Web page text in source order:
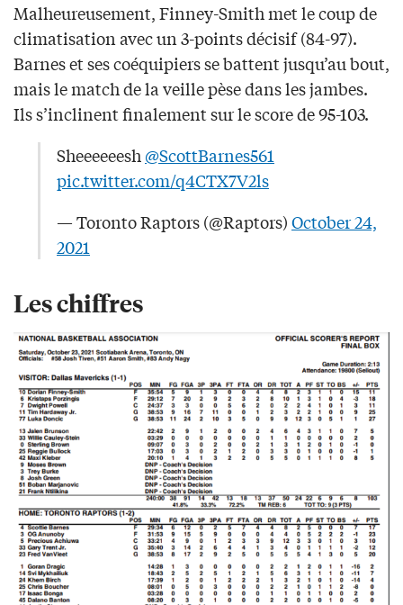
Malheureusement, Finney-Smith met le coup de
climatisation avec un 3-points décisif (84-97).
Barnes et ses coéquipiers se battent jusqu’au bout,
mais le match de la veille pèse dans les jambes.
Ils s’inclinent finalement sur le score de 95-103.
Sheeeeeesh@ScottBarnes561
pic.twitter.com/q4CTX7V2ls
— Toronto Raptors (@Raptors)October 24,
2021
Les chiffres